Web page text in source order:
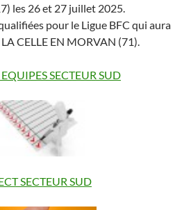
les 26 et 27 juillet 2025.
pour le Ligue BFC qui aura
CELLE EN MORVAN (71).
EQUIPES SECTEUR SUD
SECTEUR SUD